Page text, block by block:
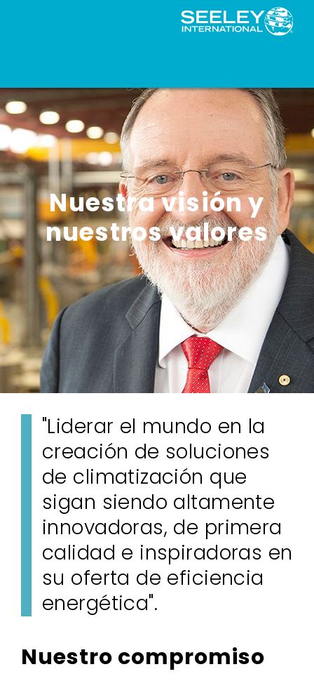
Nuestra visión y
nuestros valores
"Liderar el mundo en la
creación de soluciones
de climatización que
sigan siendo altamente
innovadoras, de primera
calidad e inspiradoras en
su oferta de eficiencia
energética".
Nuestro compromiso